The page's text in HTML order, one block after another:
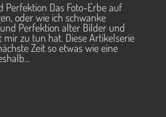
Perfektion Das Foto-Erbe auf
oder wie ich schwanke
Perfektion alter Bilder und
mir zu tun hat. Diese Artikelserie
Zeit so etwas wie eine